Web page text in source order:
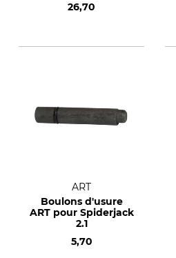
26,70
ART
Boulons d'usure
ART pour Spiderjack
2.1
5,70